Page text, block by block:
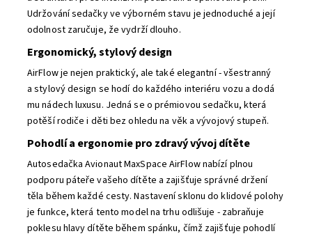
Udržování sedačky ve výborném stavu je jednoduché a její
odolnost zaručuje, že vydrží dlouho.
Ergonomický, stylový design
AirFlow je nejen praktický, ale také elegantní - všestranný
a stylový design se hodí do každého interiéru vozu a dodá
mu nádech luxusu. Jedná se o prémiovou sedačku, která
potěší rodiče i děti bez ohledu na věk a vývojový stupeň.
Pohodlí a ergonomie pro zdravý vývoj dítěte
Autosedačka Avionaut MaxSpace AirFlow nabízí plnou
podporu páteře vašeho dítěte a zajišťuje správné držení
těla během každé cesty. Nastavení sklonu do klidové polohy
je funkce, která tento model na trhu odlišuje - zabraňuje
poklesu hlavy dítěte během spánku, čímž zajišťuje pohodlí